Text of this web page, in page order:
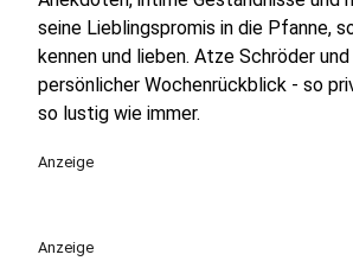
seine Lieblingspromis in die Pfanne,
kennen und lieben. Atze Schröder und
persönlicher Wochenrückblick - so
so lustig wie immer.
Anzeige
Anzeige